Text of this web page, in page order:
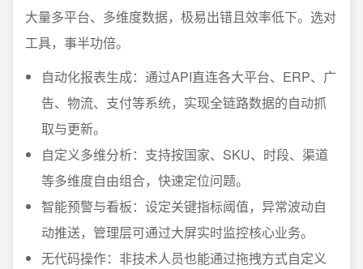
大量多平台、多维度数据，极易出错且效率低下。选对
工具，事半功倍。
自动化报表生成：通过API直连各大平台、ERP、广
告、物流、支付等系统，实现全链路数据的自动抓
取与更新。
自定义多维分析：支持按国家、SKU、时段、渠道
等多维度自由组合，快速定位问题。
智能预警与看板：设定关键指标阈值，异常波动自
动推送，管理层可通过大屏实时监控核心业务。
无代码操作：非技术人员也能通过拖拽方式自定义